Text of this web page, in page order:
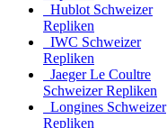
Hublot Schweizer
Repliken
IWC Schweizer
Repliken
Jaeger Le Coultre
Schweizer Repliken
Longines Schweizer
Repliken